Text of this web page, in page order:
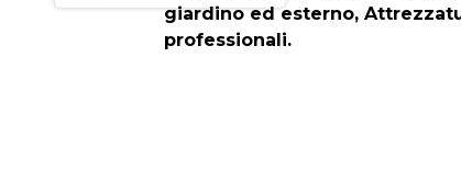
giardino ed esterno,
professionali.